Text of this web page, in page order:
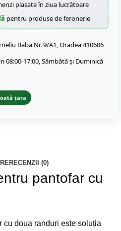
plasate în ziua lucrătoare
pentru produse de feronerie
Baba Nr. 9/A1, Oradea 410606
08:00-17:00, Sâmbătă și Duminică
țara
RECENZII (0)
pantofar cu
cu doua randuri este soluția